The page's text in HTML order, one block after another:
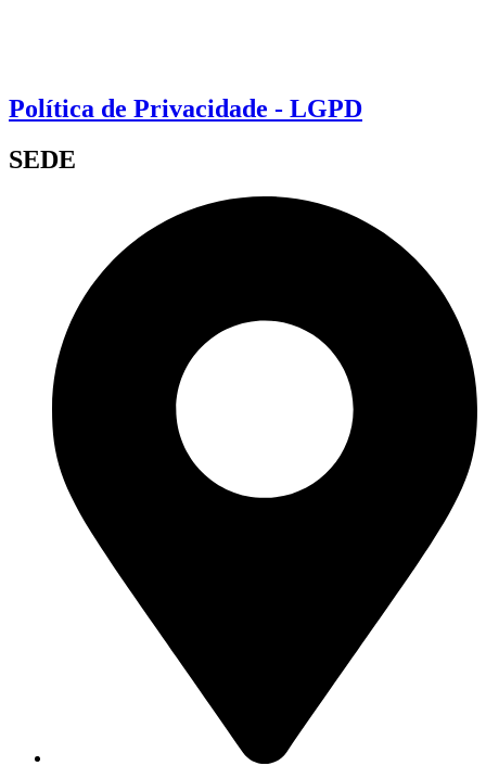
Política de Privacidade - LGPD
SEDE